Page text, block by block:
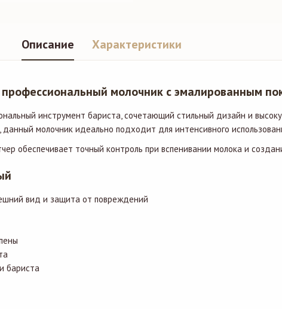
Описание Характеристики
молочник с эмалированным
инструмент бариста, сочетающий стильный дизайн и
молочник идеально подходит для интенсивного
обеспечивает точный контроль при вспенивании молока и
вид и защита от повреждений
бариста